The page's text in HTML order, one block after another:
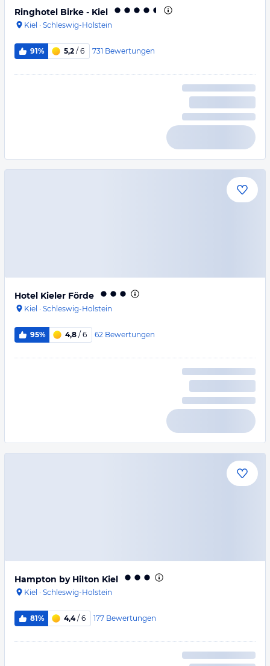
Ringhotel Birke - Kiel
Kiel · Schleswig-Holstein
91% 5,2 / 6 731 Bewertungen
Hotel Kieler Förde
Kiel · Schleswig-Holstein
95% 4,8 / 6 62 Bewertungen
Hampton by Hilton Kiel
Kiel · Schleswig-Holstein
81% 4,4/ 6 177 Bewertungen